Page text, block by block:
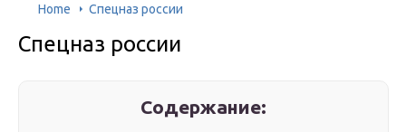
Home Спецназ россии
Спецназ россии
Содержание: